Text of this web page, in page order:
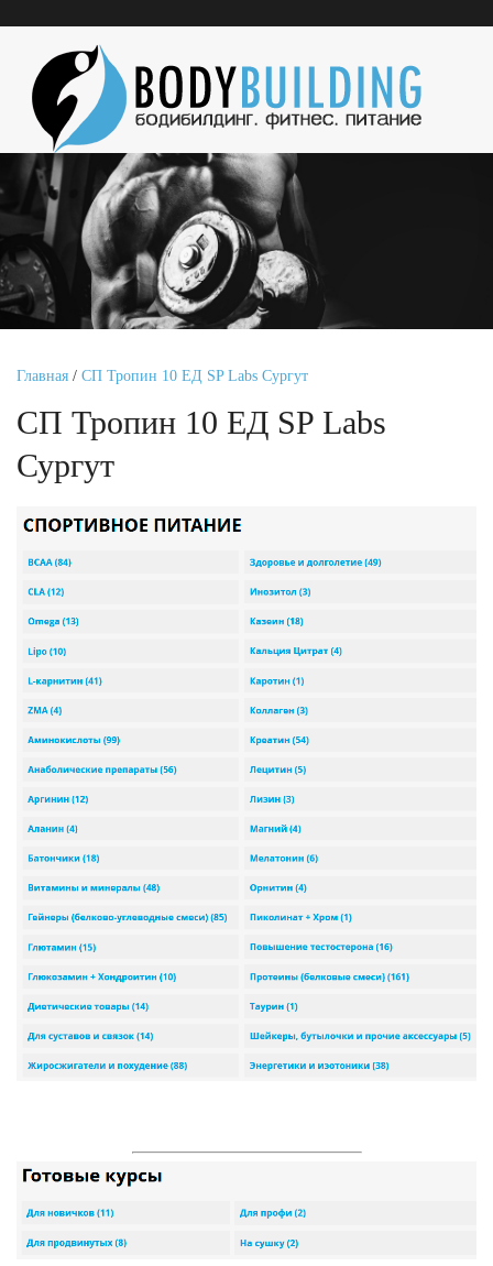
Главная / СП Тропин 10 ЕД SP Labs Сургут
СП Тропин 10 ЕД SP Labs
Сургут